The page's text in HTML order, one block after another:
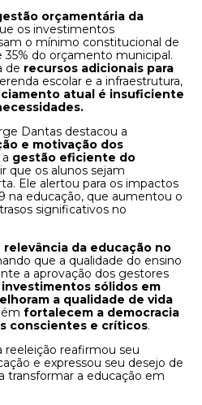
orçamentária da
os investimentos
o mínimo constitucional de
35% do orçamento municipal.
de recursos adicionais para
escolar e a infraestrutura,
atual é insuficiente
Dantas destacou a
e motivação dos
gestão eficiente do
que os alunos sejam
Ele alertou para os impactos
na educação, que aumentou o
significativos no
relevância da educação no
que a qualidade do ensino
a aprovação dos gestores
investimentos sólidos em
a qualidade de vida
fortalecem a democracia
conscientes e críticos.
reeleição reafirmou seu
e expressou seu desejo de
transformar a educação em